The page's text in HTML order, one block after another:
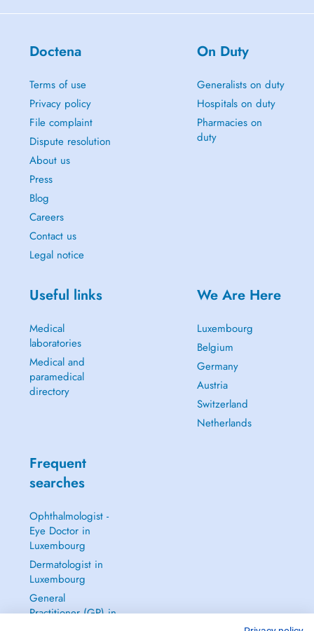
Doctena
Terms of use
Privacy policy
File complaint
Dispute resolution
About us
Press
Blog
Careers
Contact us
Legal notice
On Duty
Generalists on duty
Hospitals on duty
Pharmacies on
duty
Useful links
Medical
laboratories
Medical and
paramedical
directory
We Are Here
Luxembourg
Belgium
Germany
Austria
Switzerland
Netherlands
Frequent
searches
Ophthalmologist -
Eye Doctor in
Luxembourg
Dermatologist in
Luxembourg
General
Practitioner (GP) in